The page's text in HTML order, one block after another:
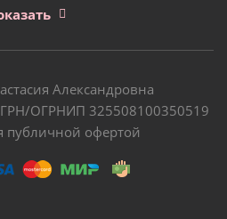
Александровна
ОГРНИП 325508100350519
публичной офертой